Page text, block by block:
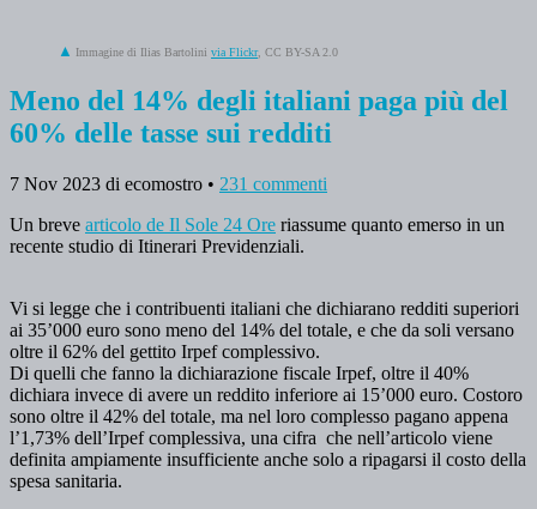
Immagine di Ilias Bartolini via Flickr, CC BY-SA 2.0
Meno del 14% degli italiani paga più del
60% delle tasse sui redditi
7 Nov 2023 di ecomostro • 231 commenti
Un breve articolo de Il Sole 24 Ore riassume quanto emerso in un
recente studio di Itinerari Previdenziali.
Vi si legge che i contribuenti italiani che dichiarano redditi superiori
ai 35’000 euro sono meno del 14% del totale, e che da soli versano
oltre il 62% del gettito Irpef complessivo.
Di quelli che fanno la dichiarazione fiscale Irpef, oltre il 40%
dichiara invece di avere un reddito inferiore ai 15’000 euro. Costoro
sono oltre il 42% del totale, ma nel loro complesso pagano appena
l’1,73% dell’Irpef complessiva, una cifra che nell’articolo viene
definita ampiamente insufficiente anche solo a ripagarsi il costo della
spesa sanitaria.